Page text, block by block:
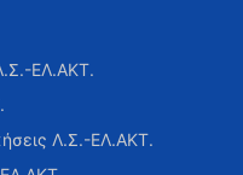
ΕΛ.ΑΚΤ.
Λ.Σ.-ΕΛ.ΑΚΤ.